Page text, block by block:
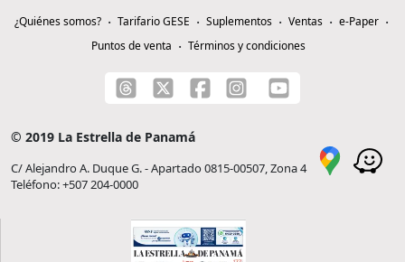
¿Quiénes somos? Tarifario GESE Suplementos Ventas
e-Paper
Puntos de venta
Términos y condiciones
© 2019 La Estrella de Panamá
C/ Alejandro A. Duque G. - Apartado 0815-00507, Zona 4
Teléfono: +507 204-0000